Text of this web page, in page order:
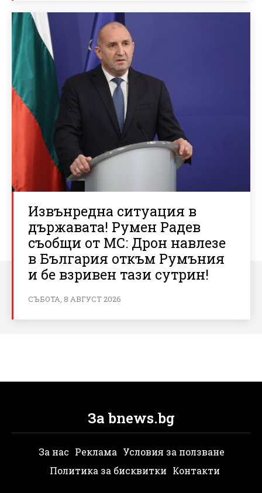
Извънредна ситуация в
държавата! Румен Радев
съобщи от МС: Дрон навлезе
в България откъм Румъния
и бе взривен тази сутрин!
СЪБОТА, 8 АВГУСТ 2026
За bnews.bg
За нас Реклама Условия за ползване
Политика за бисквитки Контакти